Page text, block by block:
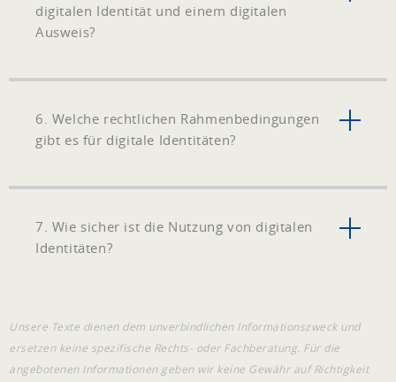
digitalen Identität und einem digitalen
Ausweis?
6. Welche rechtlichen Rahmenbedingungen
gibt es für digitale Identitäten?
7. Wie sicher ist die Nutzung von digitalen
Identitäten?
Unsere Texte dienen dem unverbindlichen Informationszweck und
ersetzen keine spezifische Rechts- oder Fachberatung. Für die
angebotenen Informationen geben wir keine Gewähr auf Richtigkeit